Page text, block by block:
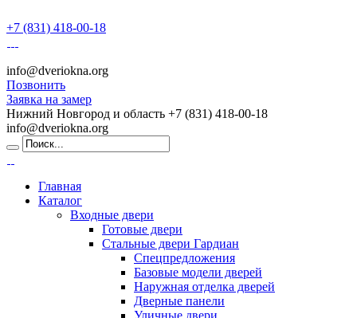
+7 (831) 418-00-18
info@dveriokna.org
Позвонить
Заявка на замер
Нижний Новгород и область +7 (831) 418-00-18
info@dveriokna.org
Главная
Каталог
Входные двери
Готовые двери
Стальные двери Гардиан
Спецпредложения
Базовые модели дверей
Наружная отделка дверей
Дверные панели
Уличные двери